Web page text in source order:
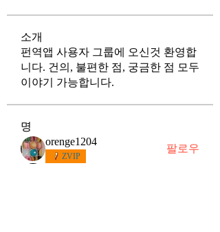
소개
펀역앱 사용자 그룹에 오신것 환영합
니다. 건의, 불편한 점, 궁금한 점 모두
이야기 가능합니다.
명
orenge1204
ZVIP
팔로우